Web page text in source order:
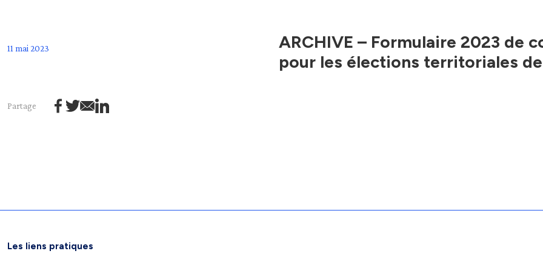
11 mai 2023
Partage
ARCHIVE – Formulaire 2023 de
pour les élections territoriales
Les liens pratiques